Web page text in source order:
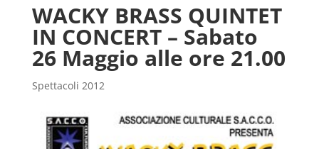
WACKY BRASS QUINTET
IN CONCERT – Sabato
26 Maggio alle ore 21.00
Spettacoli 2012